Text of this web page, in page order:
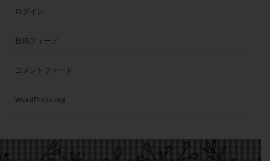
ログイン
投稿フィード
コメントフィード
WordPress.org